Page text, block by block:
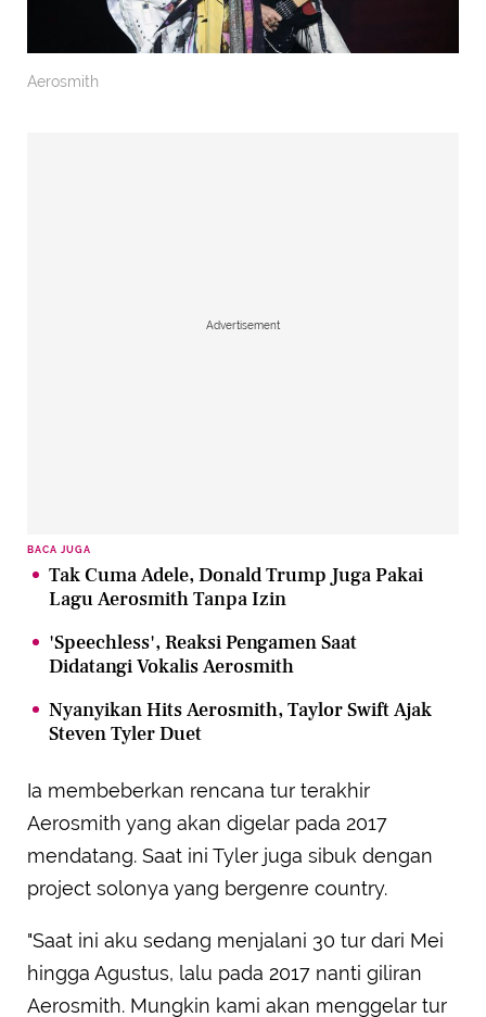
Aerosmith
Advertisement
BACA JUGA
Tak Cuma Adele, Donald Trump Juga Pakai
Lagu Aerosmith Tanpa Izin
'Speechless', Reaksi Pengamen Saat
Didatangi Vokalis Aerosmith
Nyanyikan Hits Aerosmith, Taylor Swift Ajak
Steven Tyler Duet
Ia membeberkan rencana tur terakhir
Aerosmith yang akan digelar pada 2017
mendatang. Saat ini Tyler juga sibuk dengan
project solonya yang bergenre country.
"Saat ini aku sedang menjalani 30 tur dari Mei
hingga Agustus, lalu pada 2017 nanti giliran
Aerosmith. Mungkin kami akan menggelar tur